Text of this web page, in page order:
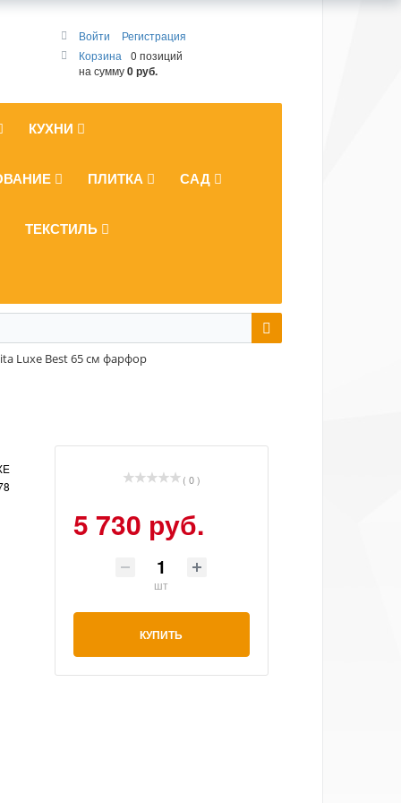
Войти
Регистрация
Корзина
0 позиций
на сумму0 руб.
КУХНИ
ПЛИТКА САД
ТЕКСТИЛЬ
Luxe Best 65 см фарфор
( 0 )
5 730 руб.
шт
КУПИТЬ